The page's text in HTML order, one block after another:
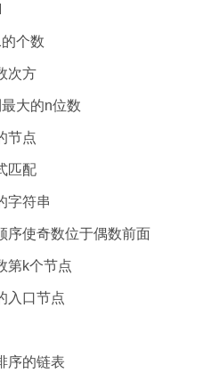
个数
次方
大的n位数
节点
匹配
字符串
序使奇数位于偶数前面
第k个节点
入口节点
序的链表